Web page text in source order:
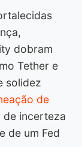
dobram
Tether e
solidez
de
incerteza
de um Fed